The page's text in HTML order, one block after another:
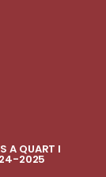
A QUART I
2025